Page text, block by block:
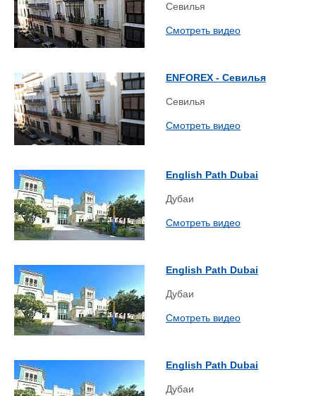
Севилья
Смотреть видео
ENFOREX - Севилья
Севилья
Смотреть видео
English Path Dubai
Дубаи
Смотреть видео
English Path Dubai
Дубаи
Смотреть видео
English Path Dubai
Дубаи